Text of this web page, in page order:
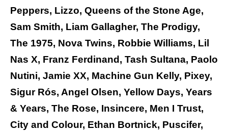
Peppers, Lizzo, Queens of the Stone Age,
Sam Smith, Liam Gallagher, The Prodigy,
The 1975, Nova Twins, Robbie Williams, Lil
Nas X, Franz Ferdinand, Tash Sultana, Paolo
Nutini, Jamie XX, Machine Gun Kelly, Pixey,
Sigur Rós, Angel Olsen, Yellow Days, Years
& Years, The Rose, Insincere, Men I Trust,
City and Colour, Ethan Bortnick, Puscifer,